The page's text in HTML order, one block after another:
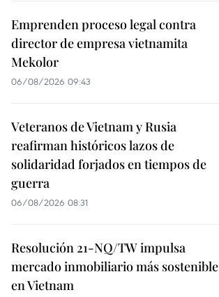
Emprenden proceso legal contra
director de empresa vietnamita
Mekolor
06/08/2026 09:43
Veteranos de Vietnam y Rusia
reafirman históricos lazos de
solidaridad forjados en tiempos de
guerra
06/08/2026 08:31
Resolución 21-NQ/TW impulsa
mercado inmobiliario más sostenible
en Vietnam